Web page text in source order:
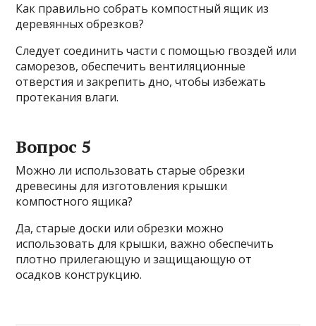
Как правильно собрать компостный ящик из
деревянных обрезков?
Следует соединить части с помощью гвоздей или
саморезов, обеспечить вентиляционные
отверстия и закрепить дно, чтобы избежать
протекания влаги.
Вопрос 5
Можно ли использовать старые обрезки
древесины для изготовления крышки
компостного ящика?
Да, старые доски или обрезки можно
использовать для крышки, важно обеспечить
плотно прилегающую и защищающую от
осадков конструкцию.